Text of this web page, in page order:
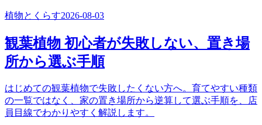
植物とくらす2026-08-03
観葉植物 初心者が失敗しない、置き場
所から選ぶ手順
はじめての観葉植物で失敗したくない方へ。育てやすい種類
の一覧ではなく、家の置き場所から逆算して選ぶ手順を、店
員目線でわかりやすく解説します。